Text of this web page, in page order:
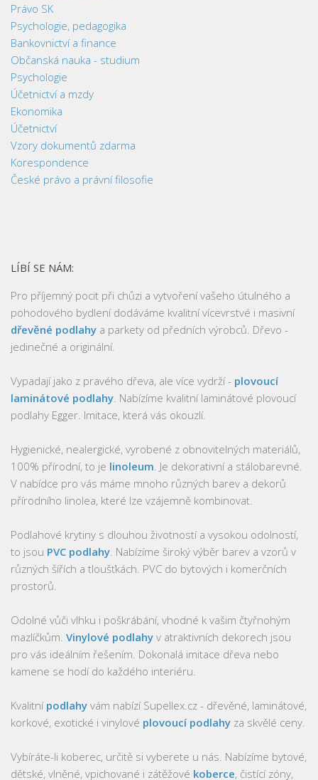
Právo SK
Psychologie, pedagogika
Bankovnictví a finance
Občanská nauka - studium
Psychologie
Účetnictví a mzdy
Ekonomika
Účetnictví
Vzory dokumentů zdarma
Korespondence
České právo a právní filosofie
LÍBÍ SE NÁM:
Pro příjemný pocit při chůzi a vytvoření vašeho útulného a
pohodového bydlení dodáváme kvalitní vícevrstvé i masivní
dřevěné podlahy a parkety od předních výrobců. Dřevo -
jedinečné a originální.
Vypadají jako z pravého dřeva, ale více vydrží - plovoucí
laminátové podlahy . Nabízíme kvalitní laminátové plovoucí
podlahy Egger. Imitace, která vás okouzlí.
Hygienické, nealergické, vyrobené z obnovitelných materiálů,
100% přírodní, to je linoleum . Je dekorativní a stálobarevné.
V nabídce pro vás máme mnoho různých barev a dekorů
přírodního linolea, které lze vzájemně kombinovat.
Podlahové krytiny s dlouhou životností a vysokou odolností,
to jsou PVC podlahy . Nabízíme široký výběr barev a vzorů v
různých šířích a tloušťkách. PVC do bytových i komerčních
prostorů.
Odolné vůči vlhku i poškrábání, vhodné k vašim čtyřnohým
mazlíčkům. Vinylové podlahy v atraktivních dekorech jsou
pro vás ideálním řešením. Dokonalá imitace dřeva nebo
kamene se hodí do každého interiéru.
Kvalitní podlahy vám nabízí Supellex.cz - dřevěné, laminátové,
korkové, exotické i vinylové plovoucí podlahy za skvělé ceny.
Vybíráte-li koberec, určitě si vyberete u nás. Nabízíme bytové,
dětské, vlněné, vpichované i zátěžové koberce, čistící zóny,